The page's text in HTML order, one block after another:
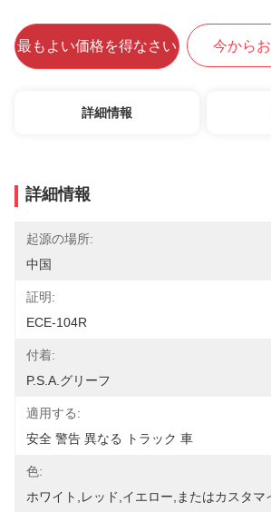
最もよい価格を得なさい 今から
詳細情報
詳細情報
起源の場所:
中国
証明:
ECE-104R
付着:
P.S.A.グリーフ
適用する:
安全 警告 異なる トラック 車
色:
ホワイト,レッド,イエロー,またはカスタマ